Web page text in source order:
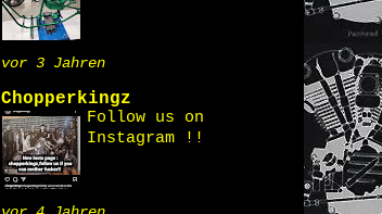
vor 3 Jahren
Chopperkingz
Follow us on
Instagram !!